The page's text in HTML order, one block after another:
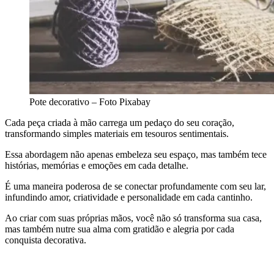
Pote decorativo – Foto Pixabay
Cada peça criada à mão carrega um pedaço do seu coração,
transformando simples materiais em tesouros sentimentais.
Essa abordagem não apenas embeleza seu espaço, mas também tece
histórias, memórias e emoções em cada detalhe.
É uma maneira poderosa de se conectar profundamente com seu lar,
infundindo amor, criatividade e personalidade em cada cantinho.
Ao criar com suas próprias mãos, você não só transforma sua casa,
mas também nutre sua alma com gratidão e alegria por cada
conquista decorativa.